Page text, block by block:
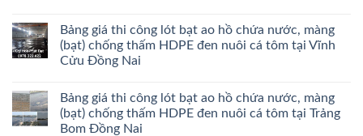
Bảng giá thi công lót bạt ao hồ chứa nước, màng
(bạt) chống thấm HDPE đen nuôi cá tôm tại Vĩnh
Cửu Đồng Nai
Bảng giá thi công lót bạt ao hồ chứa nước, màng
(bạt) chống thấm HDPE đen nuôi cá tôm tại Trảng
Bom Đồng Nai